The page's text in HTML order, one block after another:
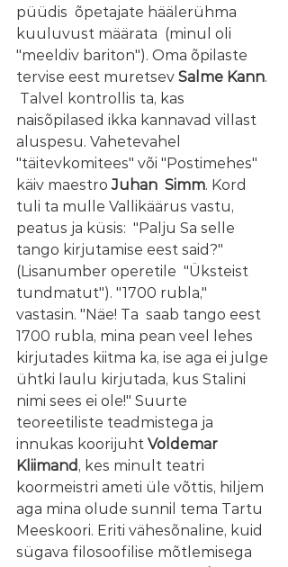
püüdis  õpetajate häälerühma
kuuluvust määrata  (minul oli
"meeldiv bariton"). Oma õpilaste
tervise eest muretsev Salme Kann.
Talvel kontrollis ta, kas
naisõpilased ikka kannavad villast
aluspesu. Vahetevahel
"täitevkomitees" või "Postimehes"
käiv maestro Juhan  Simm. Kord
tuli ta mulle Vallikäärus vastu,
peatus ja küsis:  "Palju Sa selle
tango kirjutamise eest said?"
(Lisanumber operetile  "Üksteist
tundmatut"). "1700 rubla,"
vastasin. "Näe! Ta  saab tango eest
1700 rubla, mina pean veel lehes
kirjutades kiitma ka, ise aga ei julge
ühtki laulu kirjutada, kus Stalini
nimi sees ei ole!" Suurte
teoreetiliste teadmistega ja
innukas koorijuht Voldemar
Kliimand , kes minult teatri
koormeistri ameti üle võttis, hiljem
aga mina olude sunnil tema Tartu
Meeskoori. Eriti vähesõnaline, kuid
sügava filosoofilise mõtlemisega